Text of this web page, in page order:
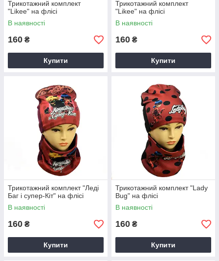
Трикотажний комплект
"Likee" на флісі
В наявності
160 ₴
Купити
Трикотажний комплект
"Likee" на флісі
В наявності
160 ₴
Купити
Трикотажний комплект "Леді
Баг і супер-Кіт" на флісі
В наявності
160 ₴
Купити
Трикотажний комплект "Lady
Bug" на флісі
В наявності
160 ₴
Купити